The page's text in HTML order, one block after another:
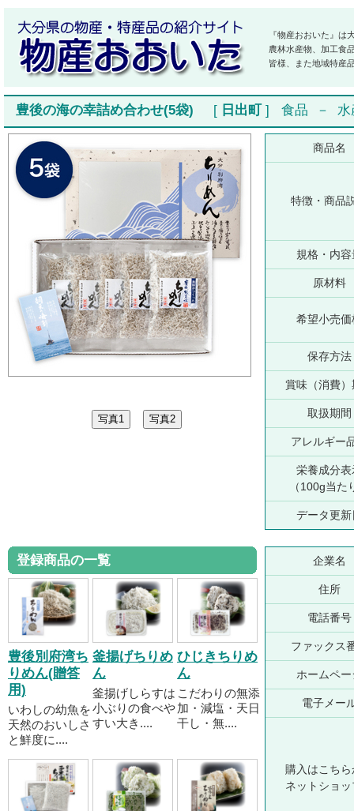
『物産おおいた』は
農林水産物、加工食
皆様、また地域特産
豊後の海の幸詰め合わせ(5袋) [ 日出町 ] 食品 － 水
商品名
特徴・商品
規格・内容
原材料
希望小売価
保存方法
賞味（消費）
取扱期間
アレルギー
栄養成分表
（100g当た
データ更新
登録商品の一覧
豊後別府湾ち
りめん(贈答
用)
いわしの幼魚を
天然のおいしさ
と鮮度に....
釜揚げちりめ
ん
釜揚げしらすは
小ぶりの食べや
すい大き....
ひじきちりめ
ん
こだわりの無添
加・減塩・天日
干し・無....
企業名
住所
電話番号
ファックス
ホームペー
電子メー
購入はこちら
ネットショ